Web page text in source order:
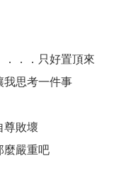
．．．只好置頂來
我思考一件事
尊敗壞
麼嚴重吧